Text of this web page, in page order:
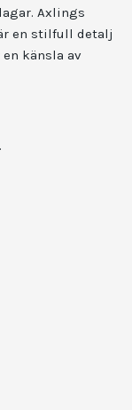
Axlings
en stilfull detalj
känsla av